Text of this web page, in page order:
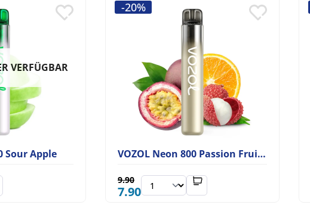
VERFÜGBAR
Sour Apple VOZOL Neon 800 Passion Fruit Lychee Orange
7.90
9.90
-20%